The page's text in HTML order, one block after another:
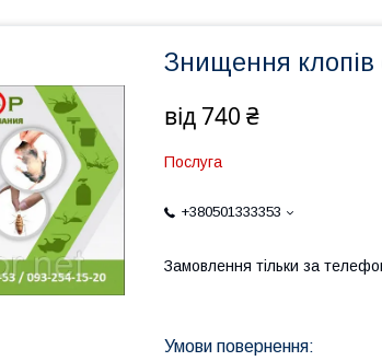
Знищення
від 740 ₴
Послуга
+380501333353
Замовлення тільки за